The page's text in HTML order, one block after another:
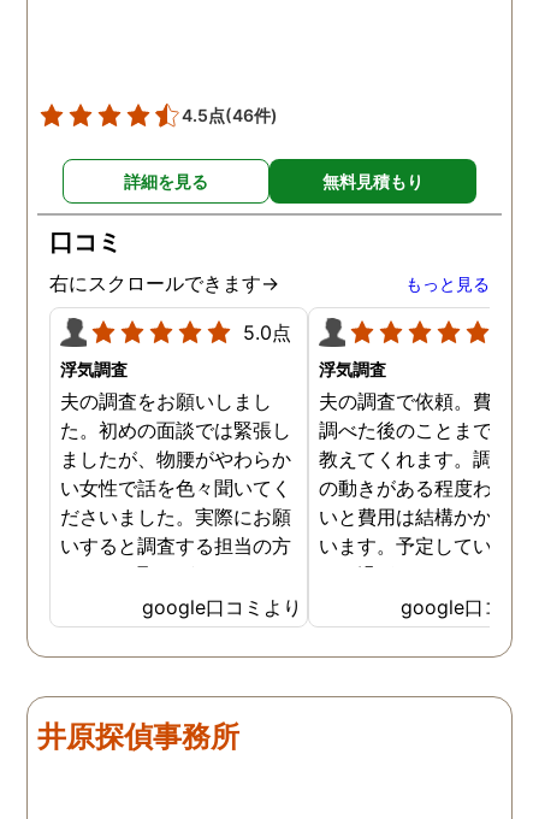
ケアもしてもらったり色々
とお世話になりました！
4.5点(46件)
詳細を見る 無料見積もり
口コミ
右にスクロールできます→ もっと見る
5.0点
浮気調査
夫の調査をお願いしまし
た。初めの面談では緊張し
ましたが、物腰がやわらか
い女性で話を色々聞いてく
ださいました。実際にお願
いすると調査する担当の方
とのやり取りがメインで、
色々不安や心配な事の共有
をしてくれました。探偵の
方に依頼となると丸投げで
が、二人三脚で協力しあい
ながら、進めて行った感じ
google口コミより
浮気調査
夫の調査で依頼。費用や
調べた後のことまで詳し
教えてくれます。調査対
の動きがある程度わから
いと費用は結構かかると
います。予定していた時
より過ぎてしまいました
が、そのまま調査してい
だき、しっかり証拠取れ
した。あ、もちろん過ぎ
調査が終わって今後どう
google口コミ
井原探偵事務所